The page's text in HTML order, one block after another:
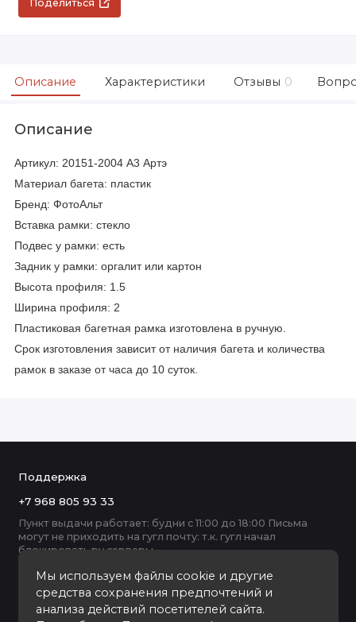
Поделиться
Описание Характеристики Отзывы 0
Описание
Артикул: 20151-2004 А3 Артэ
Материал багета: пластик
Бренд: ФотоАльт
Вставка рамки: стекло
Подвес у рамки: есть
Задник у рамки: оргалит или картон
Высота профиля: 1.5
Ширина профиля: 2
Пластиковая багетная рамка изготовлена в ручную.
Срок изготовления зависит от наличия багета и количества
рамок в заказе от часа до 10 суток.
Мы используем файлы cookie и другие
средства сохранения предпочтений и
анализа действий посетителей сайта.
Поддержка
+7 968 805 93 33
Пункт выдачи работает: будни с 11:00 до 18:00 Письма
могут не приходить на гугл почту: т.к. гугл начал
блокировать ру серверы